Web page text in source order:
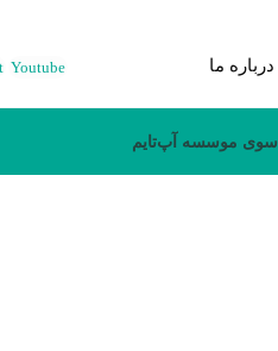
درباره ما Youtube